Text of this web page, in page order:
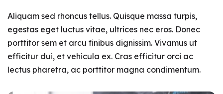
Aliquam sed rhoncus tellus. Quisque massa turpis,
egestas eget luctus vitae, ultrices nec eros. Donec
porttitor sem et arcu finibus dignissim. Vivamus ut
efficitur dui, et vehicula ex. Cras efficitur orci ac
lectus pharetra, ac porttitor magna condimentum.